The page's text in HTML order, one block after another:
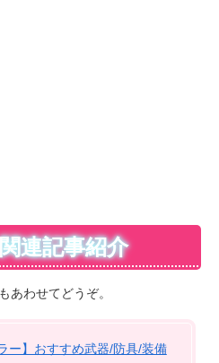
連記事紹介
あわせてどうぞ。
ー】おすすめ武器/防具/装備